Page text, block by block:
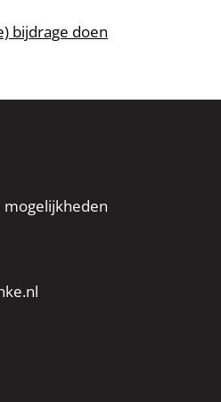
bijdrage doen
mogelijkheden